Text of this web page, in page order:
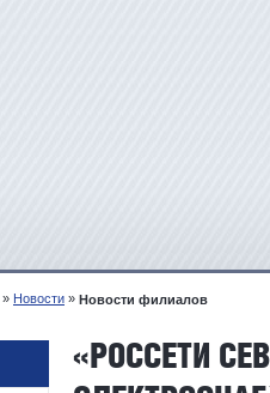
» Новости » Новости филиалов
«РОССЕТИ